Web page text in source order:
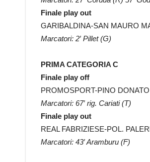
Finale play out
GARIBALDINA-SAN MAURO
Marcatori: 2′ Pillet (G)
PRIMA CATEGORIA C
Finale play off
PROMOSPORT-PINO
Marcatori: 67′ rig. Cariati (T)
Finale play out
REAL FABRIZIESE-POL.
Marcatori: 43′ Aramburu (F)